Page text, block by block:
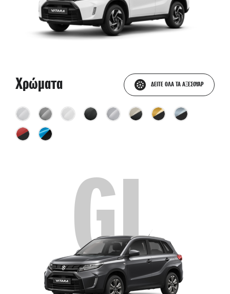
Χρώματα ΔΕΙΤΕ ΟΛΑ ΤΑ ΑΞΕΣΟΥΑΡ
GL